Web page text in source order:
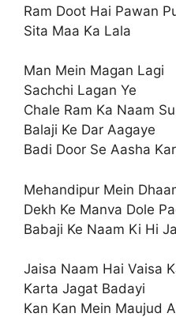
Ram Doot Hai Pawan
Sita Maa Ka Lala
Man Mein Magan Lagi
Sachchi Lagan Ye
Chale Ram Ka Naam
Balaji Ke Dar Aagaye
Badi Door Se Aasha
Mehandipur Mein
Dekh Ke Manva Dole
Babaji Ke Naam Ki Hi
Jaisa Naam Hai Vaisa
Karta Jagat Badayi
Kan Kan Mein Maujud